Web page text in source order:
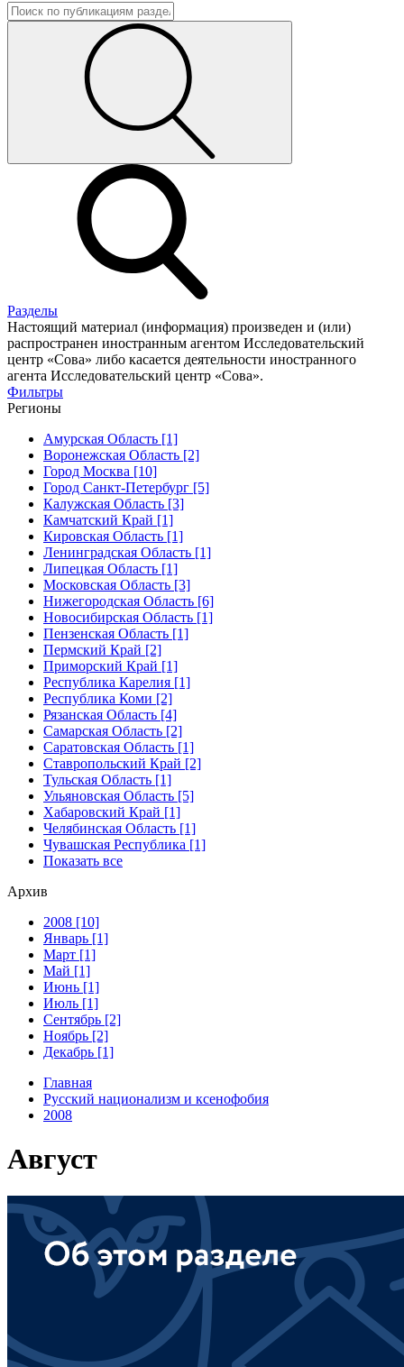
Разделы
Настоящий материал (информация) произведен и (или)
распространен иностранным агентом Исследовательский
центр «Сова» либо касается деятельности иностранного
агента Исследовательский центр «Сова».
Фильтры
Регионы
Амурская Область [1]
Воронежская Область [2]
Город Москва [10]
Город Санкт-Петербург [5]
Калужская Область [3]
Камчатский Край [1]
Кировская Область [1]
Ленинградская Область [1]
Липецкая Область [1]
Московская Область [3]
Нижегородская Область [6]
Новосибирская Область [1]
Пензенская Область [1]
Пермский Край [2]
Приморский Край [1]
Республика Карелия [1]
Республика Коми [2]
Рязанская Область [4]
Самарская Область [2]
Саратовская Область [1]
Ставропольский Край [2]
Тульская Область [1]
Ульяновская Область [5]
Хабаровский Край [1]
Челябинская Область [1]
Чувашская Республика [1]
Показать все
Архив
2008 [10]
Январь [1]
Март [1]
Май [1]
Июнь [1]
Июль [1]
Сентябрь [2]
Ноябрь [2]
Декабрь [1]
Главная
Русский национализм и ксенофобия
2008
Август